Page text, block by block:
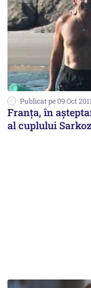
Publicat pe 09 Oct
Franţa, în
al cuplului